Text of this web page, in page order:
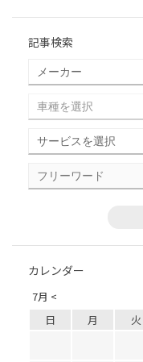
記事検索
カレンダー
7月 <
日 月 火